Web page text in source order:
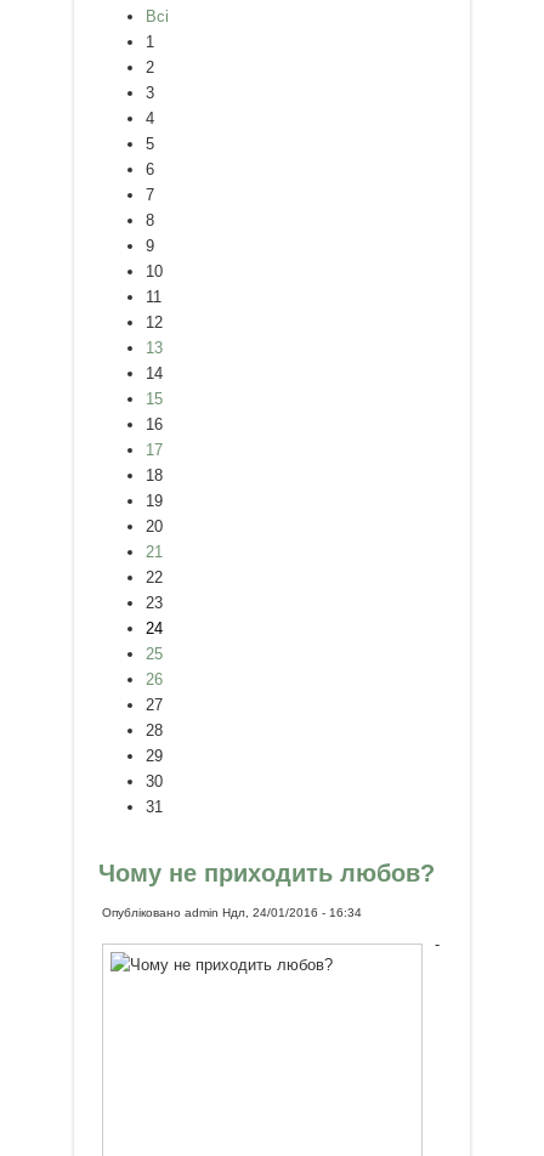
Всі
1
2
3
4
5
6
7
8
9
10
11
12
13
14
15
16
17
18
19
20
21
22
23
24
25
26
27
28
29
30
31
Чому не приходить любов?
Опублікованоadmin Ндл, 24/01/2016 - 16:34
-